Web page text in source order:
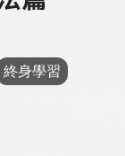
終身學習